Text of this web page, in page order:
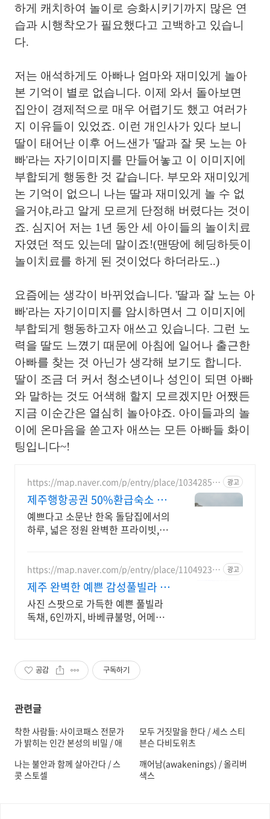
하게 캐치하여 놀이로 승화시키기까지 많은 연
습과 시행착오가 필요했다고 고백하고 있습니
다.
저는 애석하게도 아빠나 엄마와 재미있게 놀아
본 기억이 별로 없습니다. 이제 와서 돌아보면
집안이 경제적으로 매우 어렵기도 했고 여러가
지 이유들이 있었죠. 이런 개인사가 있다 보니
딸이 태어난 이후 어느샌가 '딸과 잘 못 노는 아
빠'라는 자기이미지를 만들어놓고 이 이미지에
부합되게 행동한 것 같습니다. 부모와 재미있게
논 기억이 없으니 나는 딸과 재미있게 놀 수 없
을거야,라고 알게 모르게 단정해 버렸다는 것이
죠. 심지어 저는 1년 동안 세 아이들의 놀이치료
자였던 적도 있는데 말이죠!(맨땅에 헤딩하듯이
놀이치료를 하게 된 것이었다 하더라도..)
요즘에는 생각이 바뀌었습니다. '딸과 잘 노는 아
빠'라는 자기이미지를 암시하면서 그 이미지에
부합되게 행동하고자 애쓰고 있습니다. 그런 노
력을 딸도 느꼈기 때문에 아침에 일어나 출근한
아빠를 찾는 것 아닌가 생각해 보기도 합니다.
딸이 조금 더 커서 청소년이나 성인이 되면 아빠
와 말하는 것도 어색해 할지 모르겠지만 어쨌든
지금 이순간은 열심히 놀아야죠. 아이들과의 놀
이에 온마음을 쏟고자 애쓰는 모든 아빠들 화이
팅입니다~!
https://map.naver.com/p/entry/place/10342855
32
광고
제주행항공권 50%환급숙소 대
가족형 감성돌집 8인까지
예쁘다고 소문난 한옥 돌담집에서의
하루, 넓은 정원 완벽한 프라이빗, 돌
침실3, 욕실2,
https://map.naver.com/p/entry/place/11049232
73
광고
제주 완벽한 예쁜 감성풀빌라 대
문을 여는 순간 예쁨 가득
사진 스팟으로 가득한 예쁜 풀빌라
독채, 6인까지, 바베큐불멍, 어메니
공감 구독하기
관련글
착한 사람들: 사이코패스 전문가
가 밝히는 인간 본성의 비밀 / 애
모두 거짓말을 한다 / 세스 스티
븐슨 다비도위츠
나는 불안과 함께 살아간다 / 스
콧 스토셀
깨어남(awakenings) / 올리버
색스